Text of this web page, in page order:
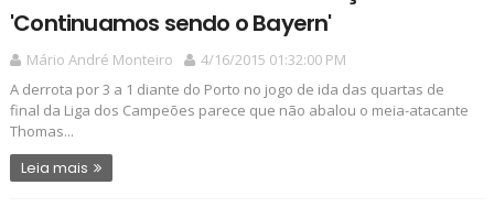
'Continuamos sendo o Bayern'
Mário André Monteiro
4/16/2015 01:32:00 PM
A derrota por 3 a 1 diante do Porto no jogo de ida das quartas de
final da Liga dos Campeões parece que não abalou o meia-atacante
Thomas...
Leia mais